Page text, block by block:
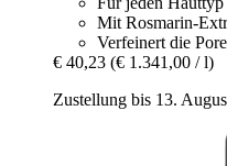
Mit Rosmarin-
Verfeinert die
€ 40,23 (€ 1.341,00 / l)
Zustellung bis 13.